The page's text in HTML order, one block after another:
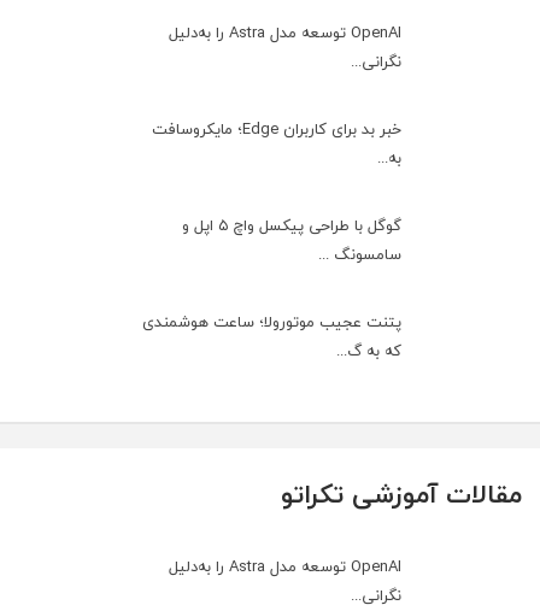
OpenAI توسعه مدل Astra را به‌دلیل
نگرانی...
خبر بد برای کاربران Edge؛ مایکروسافت
به‌...
گوگل با طراحی پیکسل واچ ۵ اپل و
سامسونگ ...
پتنت عجیب موتورولا؛ ساعت هوشمندی
که به گ...
مقالات آموزشی تکراتو
OpenAI توسعه مدل Astra را به‌دلیل
نگرانی...